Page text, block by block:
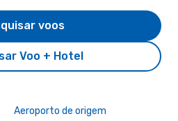
Voo + Hotel
voos
Aeroporto de origem